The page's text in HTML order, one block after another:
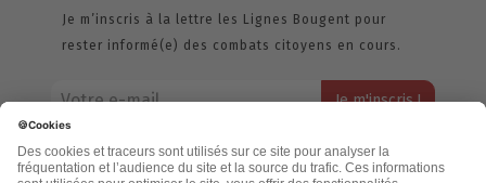
Je m’inscris à la lettre les Lignes Bougent pour
rester informé(e) des combats citoyens en cours.
jamais échangée. Pour consulter notre politique de confidentialité,
cliquez ici.